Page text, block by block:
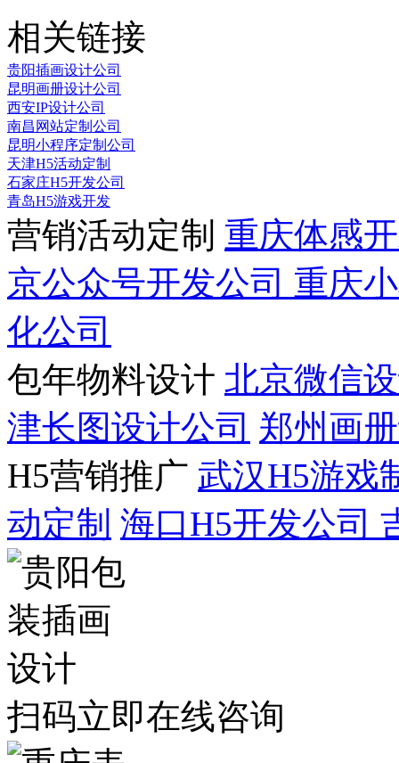
相关链接
贵阳插画设计公司
昆明画册设计公司
西安IP设计公司
南昌网站定制公司
昆明小程序定制公司
天津H5活动定制
石家庄H5开发公司
青岛H5游戏开发
营销活动定制 重庆体感
京公众号开发公司 重庆
化公司
包年物料设计 北京微信
津长图设计公司 郑州画
H5营销推广 武汉H5游戏
动定制 海口H5开发公司
扫码立即在线咨询